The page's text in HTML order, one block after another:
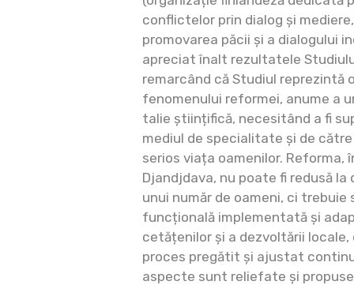
conflictelor prin dialog și
promovarea păcii și a dialogului
apreciat înalt rezultatele
remarcând că Studiul reprezintă
fenomenului reformei, anume a
talie științifică, necesitând a fi
mediul de specialitate și de
serios viața oamenilor. Reforma,
Djandjdava, nu poate fi redusă la
unui număr de oameni, ci
funcțională implementată și
cetățenilor și a dezvoltării locale,
proces pregătit și ajustat
aspecte sunt reliefate și